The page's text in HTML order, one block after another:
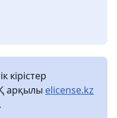
кірістер
арқылы elicense.kz